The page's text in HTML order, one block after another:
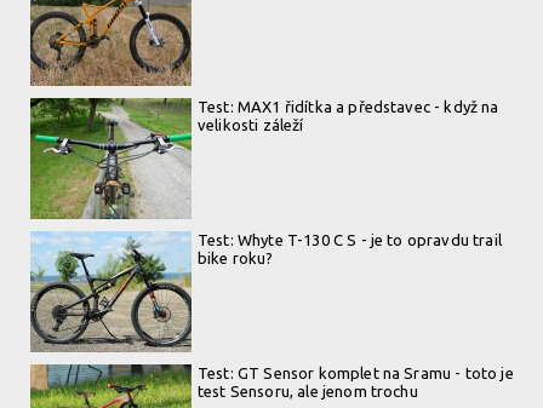
Test: MAX1 řidítka a představec - když na
velikosti záleží
Test: Whyte T-130 C S - je to opravdu trail
bike roku?
Test: GT Sensor komplet na Sramu - toto je
test Sensoru, ale jenom trochu